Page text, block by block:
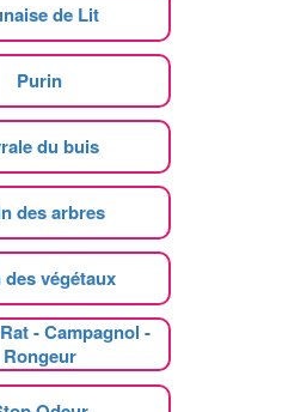
de Lit
Purin
du buis
des arbres
des végétaux
- Campagnol -
Rongeur